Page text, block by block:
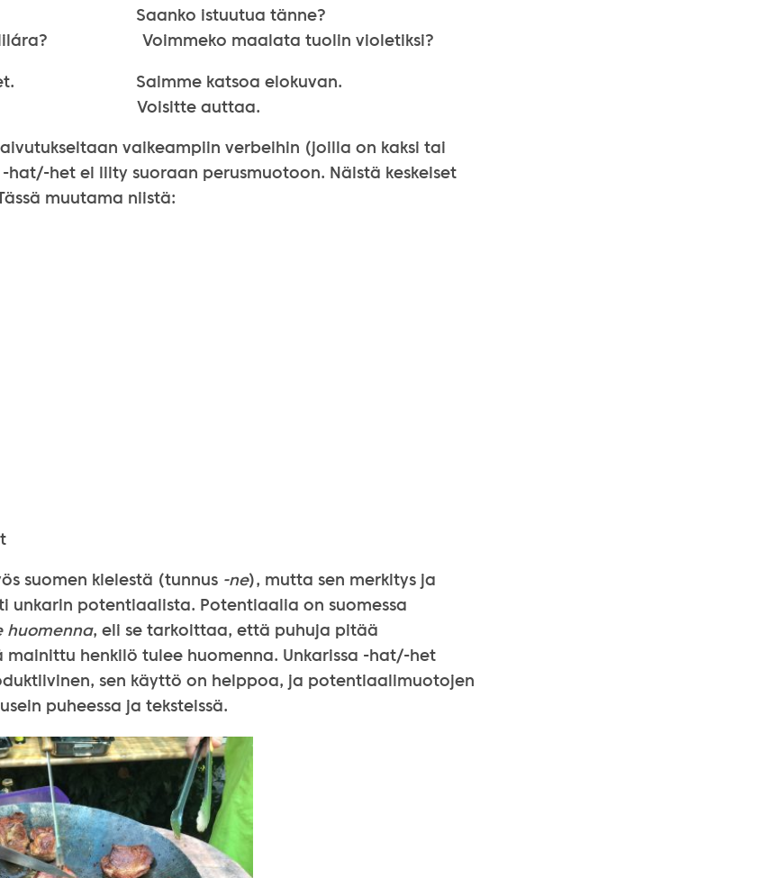
Saanko istuutua tänne?
lilára? Voimmeko maalata tuolin violetiksi?
Saimme katsoa elokuvan.
Voisitte auttaa.
vaikeampiin verbeihin (joilla on kaksi tai
het ei liity suoraan perusmuotoon. Näistä keskeiset
muutama niistä:
suomen kielestä (tunnus -ne), mutta sen merkitys ja
unkarin potentiaalista. Potentiaalia on suomessa
huomenna, eli se tarkoittaa, että puhuja pitää
mainittu henkilö tulee huomenna. Unkarissa -hat/-het
sen käyttö on helppoa, ja potentiaalimuotojen
puheessa ja teksteissä.